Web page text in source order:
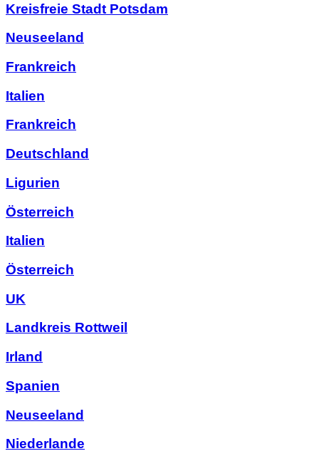
Kreisfreie Stadt Potsdam
Neuseeland
Frankreich
Italien
Frankreich
Deutschland
Ligurien
Österreich
Italien
Österreich
UK
Landkreis Rottweil
Irland
Spanien
Neuseeland
Niederlande